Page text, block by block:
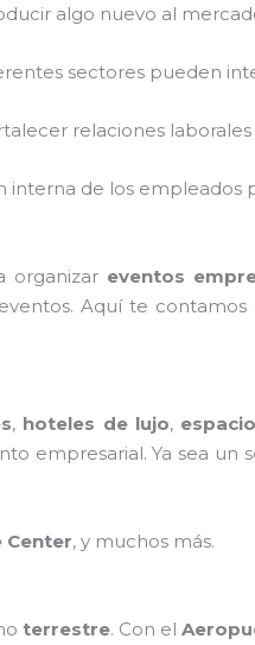
algo nuevo al
sectores pueden
relaciones
interna de los empleados
organizar eventos
Aquí te
, hoteles de lujo,
empresarial. Ya sea
Center, y muchos más.
terrestre. Con el